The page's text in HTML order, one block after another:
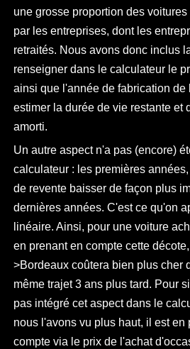
une grosse proportion des
par les entreprises, dont les
retraités. Nous avons donc inclus
renseigner dans le calculateur le
ainsi que l'année de fabrication de
estimer la durée de vie restante et
amorti.
Un autre aspect n'a pas (encore)
calculateur : les premières
de revente baisser de façon plus
dernières années. C'est ce qu'on
linéaire. Ainsi, pour une voiture
en prenant en compte cette
>Bordeaux coûtera bien plus cher
même trajet 3 ans plus tard. Pour
pas intégré cet aspect dans le
nous l'avons vu plus haut, il est en
compte via le prix de l'achat